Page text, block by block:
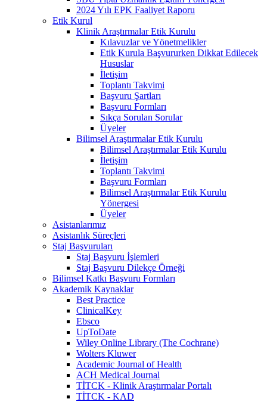
2024 Yılı EPK Faaliyet Raporu
Etik Kurul
Klinik Araştırmalar Etik Kurulu
Kılavuzlar ve Yönetmelikler
Etik Kurula Başvururken Dikkat Edilecek
Hususlar
İletişim
Toplantı Takvimi
Başvuru Şartları
Başvuru Formları
Sıkça Sorulan Sorular
Üyeler
Bilimsel Araştırmalar Etik Kurulu
Bilimsel Araştırmalar Etik Kurulu
İletişim
Toplantı Takvimi
Başvuru Formları
Bilimsel Araştırmalar Etik Kurulu
Yönergesi
Üyeler
Asistanlarımız
Asistanlık Süreçleri
Staj Başvuruları
Staj Başvuru İşlemleri
Staj Başvuru Dilekçe Örneği
Bilimsel Katkı Başvuru Formları
Akademik Kaynaklar
Best Practice
ClinicalKey
Ebsco
UpToDate
Wiley Online Library (The Cochrane)
Wolters Kluwer
Academic Journal of Health
ACH Medical Journal
TİTCK - Klinik Araştırmalar Portalı
TİTCK - KAD